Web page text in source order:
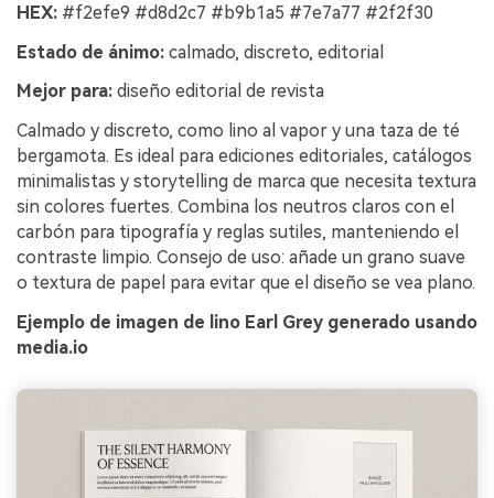
HEX: #f2efe9 #d8d2c7 #b9b1a5 #7e7a77 #2f2f30
Estado de ánimo: calmado, discreto, editorial
Mejor para: diseño editorial de revista
Calmado y discreto, como lino al vapor y una taza de té
bergamota. Es ideal para ediciones editoriales, catálogos
minimalistas y storytelling de marca que necesita textura
sin colores fuertes. Combina los neutros claros con el
carbón para tipografía y reglas sutiles, manteniendo el
contraste limpio. Consejo de uso: añade un grano suave
o textura de papel para evitar que el diseño se vea plano.
Ejemplo de imagen de lino Earl Grey generado usando
media.io